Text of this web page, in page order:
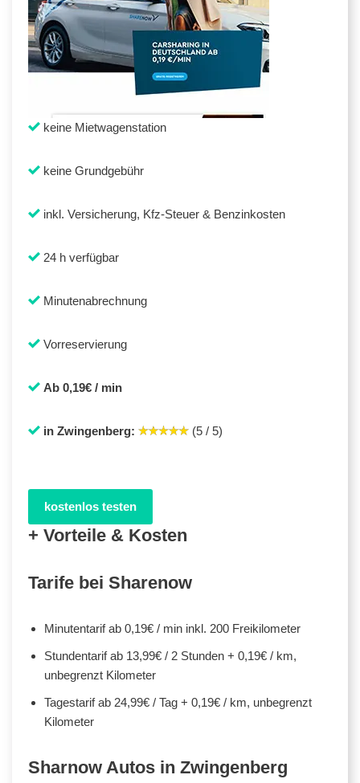
keine Mietwagenstation
keine Grundgebühr
inkl. Versicherung, Kfz-Steuer & Benzinkosten
24 h verfügbar
Minutenabrechnung
Vorreservierung
Ab 0,19€ / min
in Zwingenberg: (5 / 5)
kostenlos testen
+ Vorteile & Kosten
Tarife bei Sharenow
Minutentarif ab 0,19€ / min inkl. 200 Freikilometer
Stundentarif ab 13,99€ / 2 Stunden + 0,19€ / km,
unbegrenzt Kilometer
Tagestarif ab 24,99€ / Tag + 0,19€ / km, unbegrenzt
Kilometer
Sharnow Autos in Zwingenberg